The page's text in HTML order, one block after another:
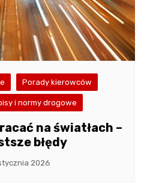
Porady kierowców
i normy drogowe
na światłach –
błędy
2026